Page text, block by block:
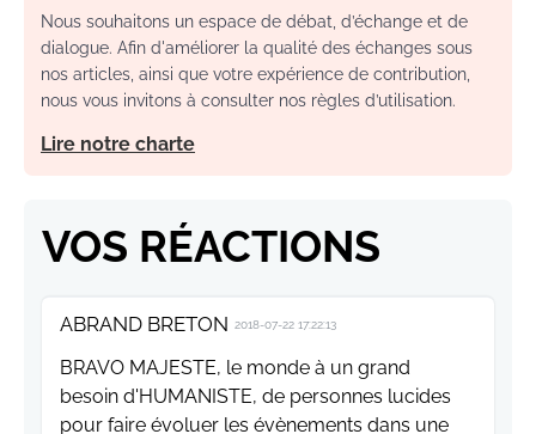
Nous souhaitons un espace de débat, d’échange et de
dialogue. Afin d'améliorer la qualité des échanges sous
nos articles, ainsi que votre expérience de contribution,
nous vous invitons à consulter nos règles d’utilisation.
Lire notre charte
VOS RÉACTIONS
ABRAND BRETON 2018-07-22 17:22:13
BRAVO MAJESTE, le monde à un grand
besoin d'HUMANISTE, de personnes lucides
pour faire évoluer les évènements dans une